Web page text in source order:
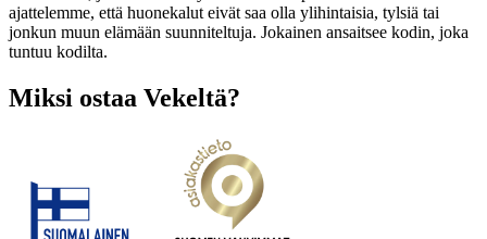
ajattelemme, että huonekalut eivät saa olla ylihintaisia, tylsiä tai
jonkun muun elämään suunniteltuja. Jokainen ansaitsee kodin, joka
tuntuu kodilta.
Miksi ostaa Vekeltä?